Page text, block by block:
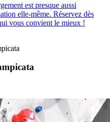
est presque aussi
elle-même. Réservez dès
vous convient le mieux !